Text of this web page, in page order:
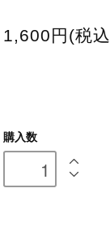
1,600円(税
購入数